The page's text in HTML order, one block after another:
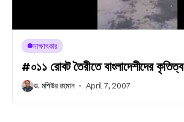
সাক্ষাৎকার
#০১১ রোবট তৈরীতে বাংলাদেশীদের কৃতিত্ব
ড. মশিউর রহমান April 7, 2007